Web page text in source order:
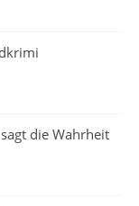
die Wahrheit